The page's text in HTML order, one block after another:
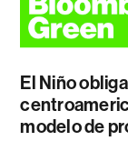
El Niño
modelo de